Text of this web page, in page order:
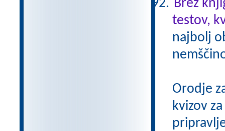
Brez
testov,
najbolj
Orodje
kvizov za